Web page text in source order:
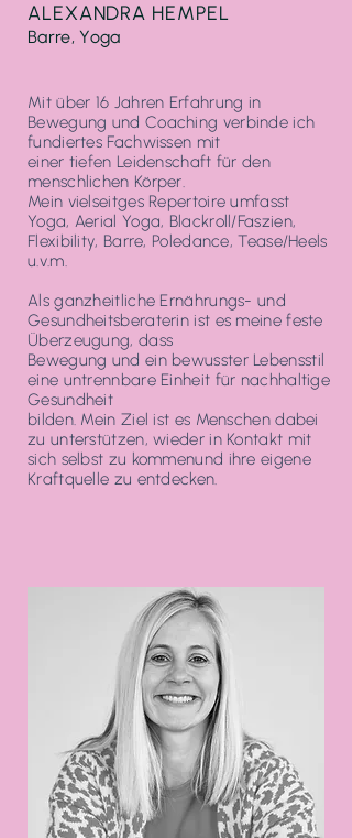
ALEXANDRA HEMPEL
Barre, Yoga
Mit über 16 Jahren Erfahrung in
Bewegung und Coaching verbinde ich
fundiertes Fachwissen mit
einer tiefen Leidenschaft für den
menschlichen Körper.
Mein vielseitges Repertoire umfasst
Yoga, Aerial Yoga, Blackroll/Faszien,
Flexibility, Barre, Poledance, Tease/Heels
u.v.m.
Als ganzheitliche Ernährungs- und
Gesundheitsberaterin ist es meine feste
Überzeugung, dass
Bewegung und ein bewusster Lebensstil
eine untrennbare Einheit für nachhaltige
Gesundheit
bilden. Mein Ziel ist es Menschen dabei
zu unterstützen, wieder in Kontakt mit
sich selbst zu kommenund ihre eigene
Kraftquelle zu entdecken.